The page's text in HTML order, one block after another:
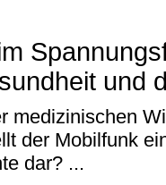
und
medizinischen
der Mobilfunk
dar? ...